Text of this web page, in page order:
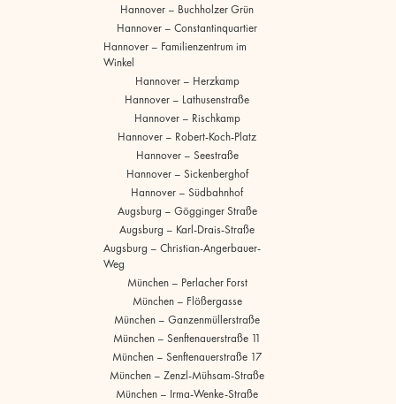
Hannover – Buchholzer Grün
Hannover – Constantinquartier
Hannover – Familienzentrum im
Winkel
Hannover – Herzkamp
Hannover – Lathusenstraße
Hannover – Rischkamp
Hannover – Robert-Koch-Platz
Hannover – Seestraße
Hannover – Sickenberghof
Hannover – Südbahnhof
Augsburg – Gögginger Straße
Augsburg – Karl-Drais-Straße
Augsburg – Christian-Angerbauer-
Weg
München – Perlacher Forst
München – Flößergasse
München – Ganzenmüllerstraße
München – Senftenauerstraße 11
München – Senftenauerstraße 17
München – Zenzl-Mühsam-Straße
München – Irma-Wenke-Straße